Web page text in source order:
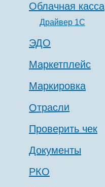
Драйвер 1С
Облачная касса
ЭДО
Маркетплейс
Маркировка
РКО
Документы
Проверить чек
Отрасли